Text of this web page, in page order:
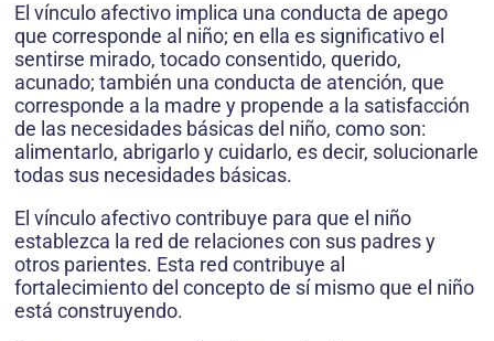
El vínculo afectivo implica una conducta de apego
que corresponde al niño; en ella es significativo el
sentirse mirado, tocado consentido, querido,
acunado; también una conducta de atención, que
corresponde a la madre y propende a la satisfacción
de las necesidades básicas del niño, como son:
alimentarlo, abrigarlo y cuidarlo, es decir, solucionarle
todas sus necesidades básicas.
El vínculo afectivo contribuye para que el niño
establezca la red de relaciones con sus padres y
otros parientes. Esta red contribuye al
fortalecimiento del concepto de sí mismo que el niño
está construyendo.